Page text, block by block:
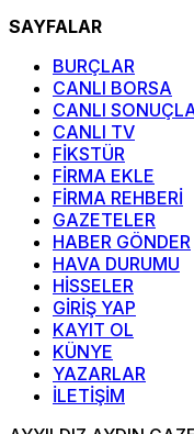
SAYFALAR
BURÇLAR
CANLI BORSA
CANLI
CANLI TV
FİKSTÜR
FİRMA EKLE
FİRMA REHBERİ
GAZETELER
HABER GÖNDER
HAVA DURUMU
HİSSELER
GİRİŞ YAP
KAYIT OL
KÜNYE
YAZARLAR
İLETİŞİM